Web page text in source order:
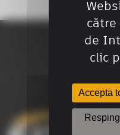
de
clic
Accepta